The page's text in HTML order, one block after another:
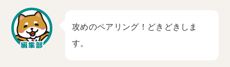
攻めのペアリング！どきどきしま
す。